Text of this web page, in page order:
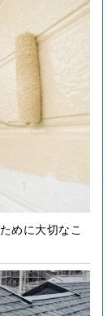
めに大切なこ